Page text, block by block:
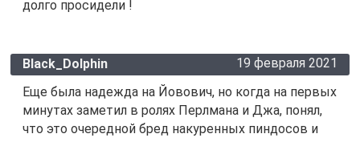
долго просидели !
Black_Dolphin
19 февраля 2021
Еще была надежда на Йовович, но когда на первых
минутах заметил в ролях Перлмана и Джа, понял,
что это очередной бред накуренных пиндосов и